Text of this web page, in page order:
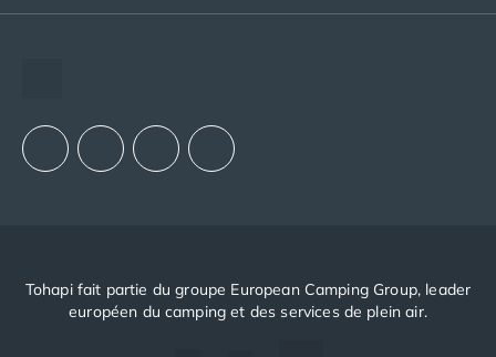
Notre politique RSE
Tohapi fait partie du groupe European Camping Group, leader
européen du camping et des services de plein air.